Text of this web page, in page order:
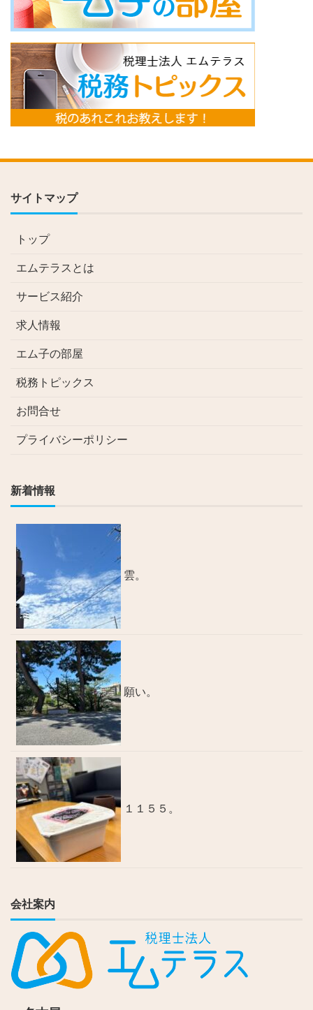
サイトマップ
トップ
エムテラスとは
サービス紹介
求人情報
エム子の部屋
税務トピックス
お問合せ
プライバシーポリシー
新着情報
雲。
願い。
１１５５。
会社案内